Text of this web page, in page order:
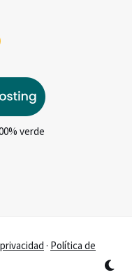
verde
· Política de